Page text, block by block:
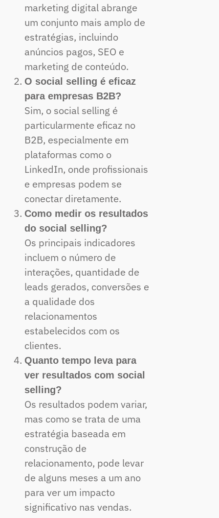
marketing digital abrange
um conjunto mais amplo de
estratégias, incluindo
anúncios pagos, SEO e
marketing de conteúdo.
O social selling é eficaz
para empresas B2B?
Sim, o social selling é
particularmente eficaz no
B2B, especialmente em
plataformas como o
LinkedIn, onde profissionais
e empresas podem se
conectar diretamente.
Como medir os resultados
do social selling?
Os principais indicadores
incluem o número de
interações, quantidade de
leads gerados, conversões e
a qualidade dos
relacionamentos
estabelecidos com os
clientes.
Quanto tempo leva para
ver resultados com social
selling?
Os resultados podem variar,
mas como se trata de uma
estratégia baseada em
construção de
relacionamento, pode levar
de alguns meses a um ano
para ver um impacto
significativo nas vendas.